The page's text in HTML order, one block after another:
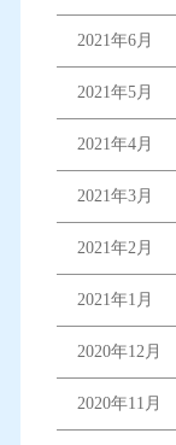
2021年6月
2021年5月
2021年4月
2021年3月
2021年2月
2021年1月
2020年12月
2020年11月